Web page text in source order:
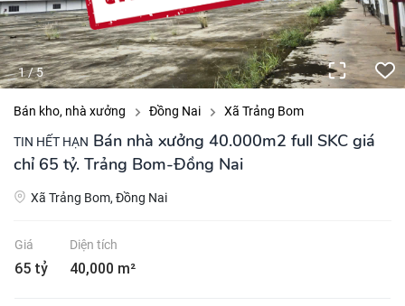
1/5
Bán kho, nhà xưởng Đồng Nai Xã Trảng Bom
TIN HẾT HẠN Bán nhà xưởng 40.000m2 full SKC giá
chỉ 65 tỷ. Trảng Bom-Đồng Nai
Xã Trảng Bom, Đồng Nai
Giá
65 tỷ
Diện tích
40,000 m²